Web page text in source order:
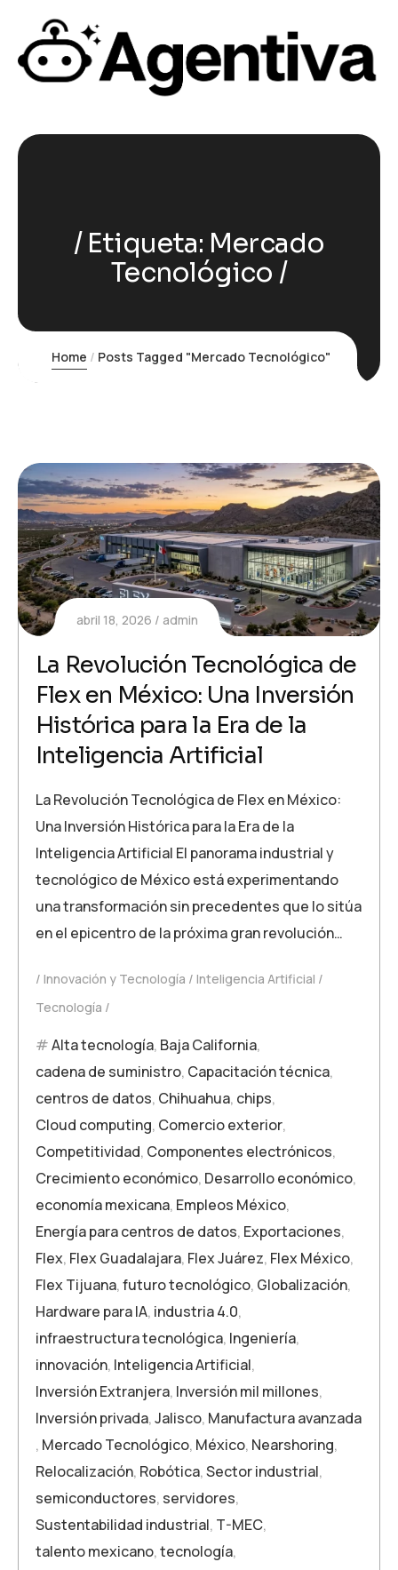
Etiqueta: Mercado
Tecnológico
Home Posts Tagged "Mercado Tecnológico"
abril 18, 2026 admin
La Revolución Tecnológica de
Flex en México: Una Inversión
Histórica para la Era de la
Inteligencia Artificial
La Revolución Tecnológica de Flex en México:
Una Inversión Histórica para la Era de la
Inteligencia Artificial El panorama industrial y
tecnológico de México está experimentando
una transformación sin precedentes que lo sitúa
en el epicentro de la próxima gran revolución…
Innovación y Tecnología
Inteligencia Artificial
Tecnología
Alta tecnología, Baja California,
cadena de suministro, Capacitación técnica,
centros de datos, Chihuahua, chips,
Cloud computing, Comercio exterior,
Competitividad, Componentes electrónicos,
Crecimiento económico, Desarrollo económico,
economía mexicana, Empleos México,
Energía para centros de datos, Exportaciones,
Flex, Flex Guadalajara, Flex Juárez, Flex México,
Flex Tijuana,futuro tecnológico, Globalización,
Hardware para IA, industria 4.0,
infraestructura tecnológica, Ingeniería,
innovación, Inteligencia Artificial,
Inversión Extranjera, Inversión mil millones,
Inversión privada,Jalisco, Manufactura avanzada
, Mercado Tecnológico, México, Nearshoring,
Relocalización, Robótica,Sector industrial,
semiconductores, servidores,
Sustentabilidad industrial, T-MEC,
talento mexicano,tecnología,